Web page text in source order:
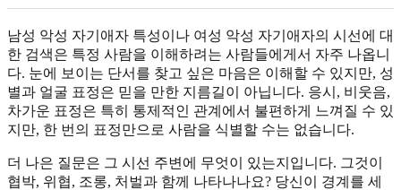
남성 악성 자기애자 특성이나 여성 악성 자기애자의 시선에 대
한 검색은 특정 사람을 이해하려는 사람들에게서 자주 나옵니
다. 눈에 보이는 단서를 찾고 싶은 마음은 이해할 수 있지만, 성
별과 얼굴 표정은 믿을 만한 지름길이 아닙니다. 응시, 비웃음,
차가운 표정은 특히 통제적인 관계에서 불편하게 느껴질 수 있
지만, 한 번의 표정만으로 사람을 식별할 수는 없습니다.
더 나은 질문은 그 시선 주변에 무엇이 있는지입니다. 그것이
협박, 위협, 조롱, 처벌과 함께 나타나나요? 당신이 경계를 세